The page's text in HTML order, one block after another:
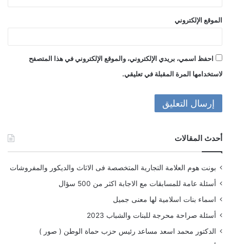
الموقع الإلكتروني
احفظ اسمي، بريدي الإلكتروني، والموقع الإلكتروني في هذا المتصفح
لاستخدامها المرة المقبلة في تعليقي.
أحدث المقالات
بونت هوم العلامة التجارية المتخصصة فى الاثاث والديكور والمفروشات
أسئلة عامة للمسابقات مع الاجابة اكثر من 500 سؤال
اسماء بنات اسلامية لها معنى جميل
أسئلة صراحة محرجة للبنات والشباب 2023
الدكتور محمد اسعد مساعد رئيس حزب حماة الوطن ( صور )